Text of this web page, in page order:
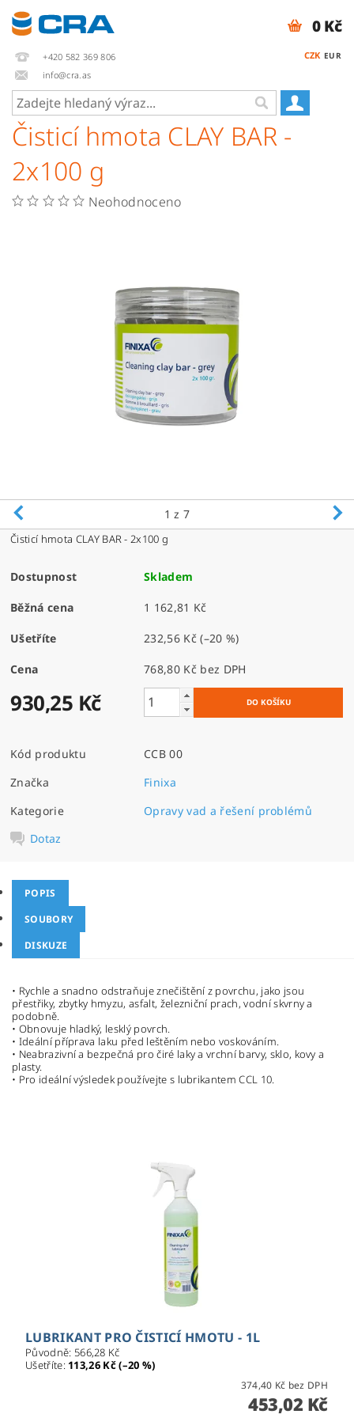
+420 582 369 806
info@cra.as
CZK EUR
0 Kč
Čisticí hmota CLAY BAR -
2x100 g
Neohodnoceno
1 z 7
Čisticí hmota CLAY BAR - 2x100 g
Dostupnost Skladem
Běžná cena 1 162,81 Kč
Ušetříte 232,56 Kč(–20 %)
Cena 768,80 Kč bez DPH
930,25 Kč
Kód produktu
CCB 00
Značka
Finixa
Kategorie
Opravy vad a řešení problémů
Dotaz
POPIS
SOUBORY
DISKUZE
• Rychle a snadno odstraňuje znečištění z povrchu, jako jsou
přestřiky, zbytky hmyzu, asfalt, železniční prach, vodní skvrny a
podobně.
• Obnovuje hladký, lesklý povrch.
• Ideální příprava laku před leštěním nebo voskováním.
• Neabrazivní a bezpečná pro čiré laky a vrchní barvy, sklo, kovy a
plasty.
• Pro ideální výsledek používejte s lubrikantem CCL 10.
LUBRIKANT PRO ČISTICÍ HMOTU - 1L
Původně: 566,28 Kč
Ušetříte: 113,26 Kč (–20 %)
374,40 Kč bez DPH
453,02 Kč